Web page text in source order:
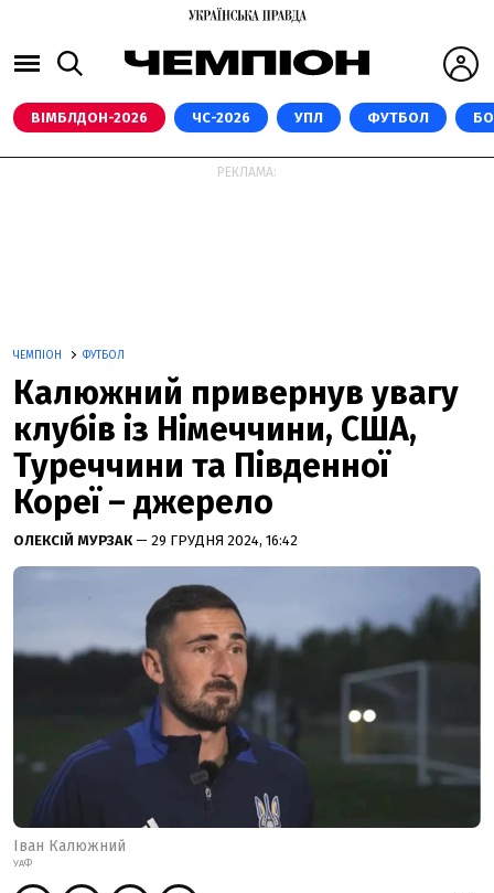
ВІМБЛДОН-2026 ЧС-2026 УПЛ ФУТБОЛ
РЕКЛАМА:
ЧЕМПІОН ФУТБОЛ
Калюжний привернув увагу
клубів із Німеччини, США,
Туреччини та Південної
Кореї – джерело
ОЛЕКСІЙ МУРЗАК — 29 ГРУДНЯ 2024, 16:42
Іван Калюжний
УАФ